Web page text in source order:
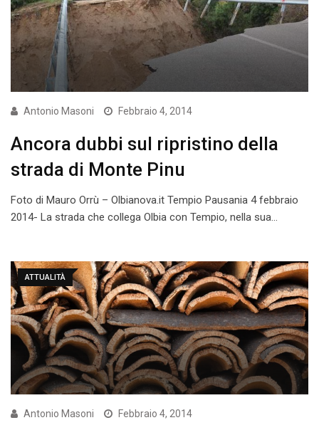
Antonio Masoni Febbraio 4, 2014
Ancora dubbi sul ripristino della
strada di Monte Pinu
Foto di Mauro Orrù – Olbianova.it Tempio Pausania 4 febbraio
2014- La strada che collega Olbia con Tempio, nella sua…
ATTUALITÀ
Antonio Masoni Febbraio 4, 2014